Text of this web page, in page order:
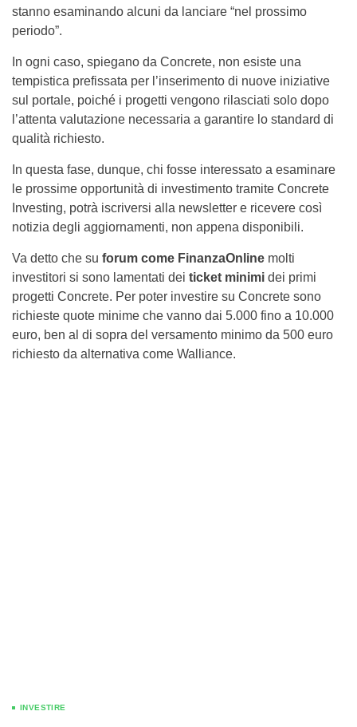
stanno esaminando alcuni da lanciare “nel prossimo
periodo”.
In ogni caso, spiegano da Concrete, non esiste una
tempistica prefissata per l’inserimento di nuove iniziative
sul portale, poiché i progetti vengono rilasciati solo dopo
l’attenta valutazione necessaria a garantire lo standard di
qualità richiesto.
In questa fase, dunque, chi fosse interessato a esaminare
le prossime opportunità di investimento tramite Concrete
Investing, potrà iscriversi alla newsletter e ricevere così
notizia degli aggiornamenti, non appena disponibili.
Va detto che su forum come FinanzaOnline molti
investitori si sono lamentati dei ticket minimi dei primi
progetti Concrete. Per poter investire su Concrete sono
richieste quote minime che vanno dai 5.000 fino a 10.000
euro, ben al di sopra del versamento minimo da 500 euro
richiesto da alternativa come Walliance.
INVESTIRE